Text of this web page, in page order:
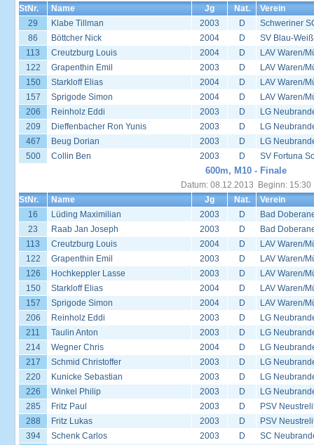
StNr.
Name Jg Nat.
Verein
29
Klabe Tillman 2003 D
Schweriner
86
Böttcher Nick 2004 D
SV Blau-
113
Creutzburg Louis 2004 D
LAV Waren/
122
Grapenthin Emil 2003 D
LAV Waren/
150
Starkloff Elias 2004 D
LAV Waren/
157
Sprigode Simon 2004 D
LAV Waren/
206
Reinholz Eddi 2003 D
LG
209
Dieffenbacher Ron Yunis 2003 D
LG
467
Beug Dorian 2003 D
LG
500
Collin Ben 2003 D SV Fortuna
600m, M10 - Finale
Datum: 08.12.2013 Beginn: 15:30
StNr.
Name Jg Nat.
Verein
16
Lüding Maximilian 2003 D
Bad
23
Raab Jan Joseph 2003 D
Bad
113
Creutzburg Louis 2004 D
LAV Waren/
122
Grapenthin Emil 2003 D
LAV Waren/
126
Hochkeppler Lasse 2003 D
LAV Waren/
150
Starkloff Elias 2004 D
LAV Waren/
157
Sprigode Simon 2004 D
LAV Waren/
206
Reinholz Eddi 2003 D
LG
211
Taulin Anton 2003 D
LG
214
Wegner Chris 2004 D
LG
217
Schmid Christoffer 2003 D
LG
220
Kunicke Sebastian 2003 D
LG
226
Winkel Philip 2003 D
LG
285
Fritz Paul 2003 D
PSV
288
Fritz Lukas 2003 D
PSV
394
Schenk Carlos 2003 D
SC